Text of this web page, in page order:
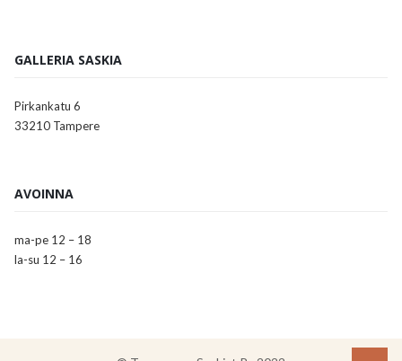
GALLERIA SASKIA
Pirkankatu 6
33210 Tampere
AVOINNA
ma-pe 12 – 18
la-su 12 – 16